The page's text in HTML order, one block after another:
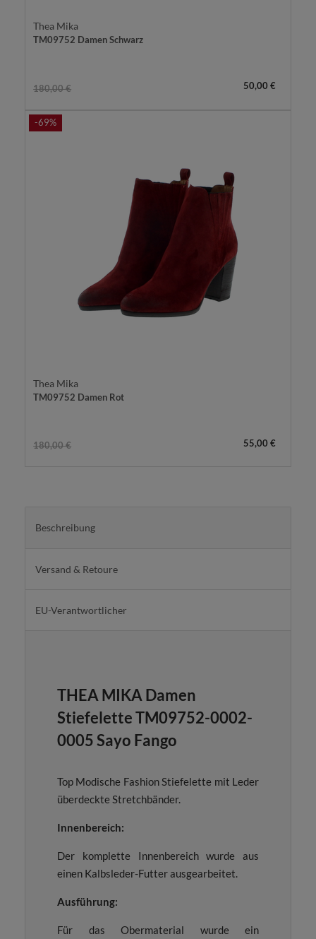
Thea Mika
TM09752 Damen Schwarz
180,00 € 50,00 €
-69%
Thea Mika
TM09752 Damen Rot
180,00 € 55,00 €
Beschreibung
Versand & Retoure
EU-Verantwortlicher
THEA MIKA Damen
Stiefelette TM09752-0002-
0005 Sayo Fango
Top Modische Fashion Stiefelette mit Leder
überdeckte Stretchbänder.
Innenbereich:
Der komplette Innenbereich wurde aus
einen Kalbsleder-Futter ausgearbeitet.
Ausführung:
Für das Obermaterial wurde ein